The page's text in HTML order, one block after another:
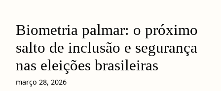
Biometria palmar: o próximo
salto de inclusão e segurança
nas eleições brasileiras
março 28, 2026